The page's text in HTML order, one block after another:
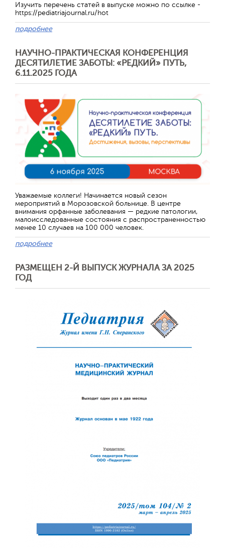
Изучить перечень статей в выпуске можно по ссылке -
https://pediatriajournal.ru/hot
подробнее
НАУЧНО-ПРАКТИЧЕСКАЯ КОНФЕРЕНЦИЯ
ДЕСЯТИЛЕТИЕ ЗАБОТЫ: «РЕДКИЙ» ПУТЬ,
6.11.2025 ГОДА
Уважаемые коллеги! Начинается новый сезон
мероприятий в Морозовской больнице. В центре
внимания орфанные заболевания — редкие патологии,
малоисследованные состояния с распространенностью
менее 10 случаев на 100 000 человек.
подробнее
РАЗМЕЩЕН 2-Й ВЫПУСК ЖУРНАЛА ЗА 2025
ГОД